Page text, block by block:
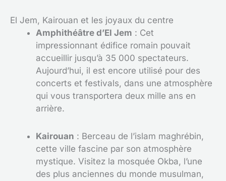
El Jem, Kairouan et les joyaux du centre
Amphithéâtre d’El Jem : Cet
impressionnant édifice romain pouvait
accueillir jusqu’à 35 000 spectateurs.
Aujourd’hui, il est encore utilisé pour des
concerts et festivals, dans une atmosphère
qui vous transportera deux mille ans en
arrière.
Kairouan : Berceau de l’islam maghrébin,
cette ville fascine par son atmosphère
mystique. Visitez la mosquée Okba, l’une
des plus anciennes du monde musulman,